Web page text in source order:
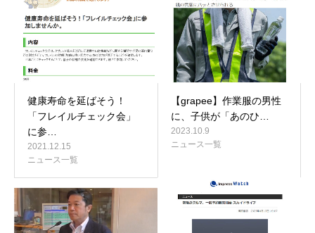
健康寿命を延ばそう！
「フレイルチェック会」
に参…
2021.12.15
ニュース一覧
【grapee】作業服の男性
に、子供が「あのひ…
2023.10.9
ニュース一覧